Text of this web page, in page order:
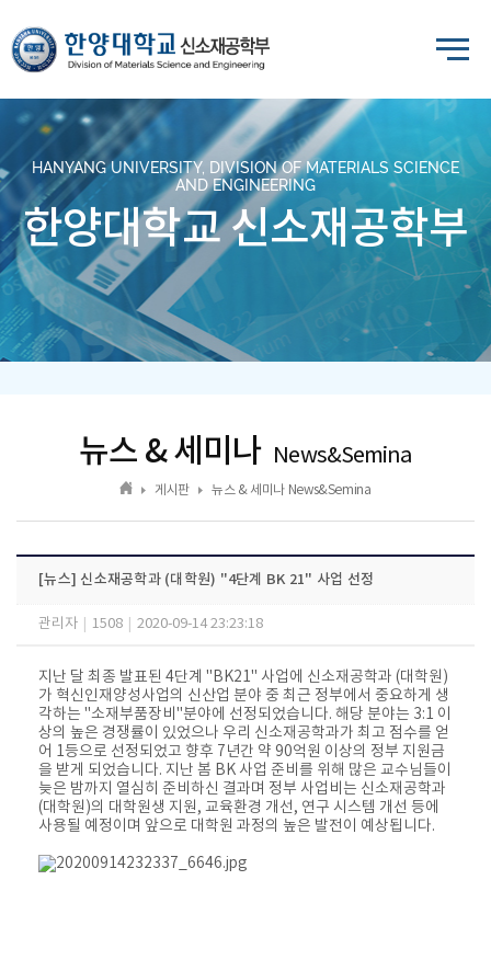
HANYANG UNIVERSITY, DIVISION OF MATERIALS SCIENCE
AND ENGINEERING
한양대학교 신소재공학부
뉴스 & 세미나 News&Semina
게시판 뉴스 & 세미나 News&Semina
[뉴스] 신소재공학과 (대학원) "4단계 BK 21" 사업 선정
관리자 1508 2020-09-14 23:23:18
지난 달 최종 발표된 4단계 "BK21" 사업에 신소재공학과 (대학원)
가 혁신인재양성사업의 신산업 분야 중 최근 정부에서 중요하게 생
각하는 "소재부품장비"분야에 선정되었습니다. 해당 분야는 3:1 이
상의 높은 경쟁률이 있었으나 우리 신소재공학과가 최고 점수를 얻
어 1등으로 선정되었고 향후 7년간 약 90억원 이상의 정부 지원금
을 받게 되었습니다. 지난 봄 BK 사업 준비를 위해 많은 교수님들이
늦은 밤까지 열심히 준비하신 결과며 정부 사업비는 신소재공학과
(대학원)의 대학원생 지원, 교육환경 개선, 연구 시스템 개선 등에
사용될 예정이며 앞으로 대학원 과정의 높은 발전이 예상됩니다.